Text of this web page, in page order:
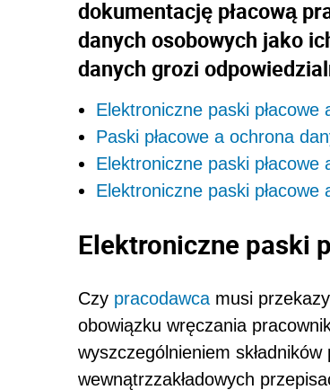
dokumentację płacową
danych osobowych jako
danych grozi
Elektroniczne paski płacowe
Paski płacowe a ochrona
Elektroniczne paski
Elektroniczne paski
Elektroniczne paski
Czy pracodawca musi
obowiązku wręczania
wyszczególnieniem
wewnątrzzakładowych